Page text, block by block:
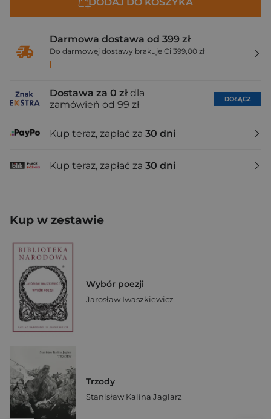
Darmowa dostawa od 399 zł
Do darmowej dostawy brakuje Ci 399,00 zł
Dostawa za 0 zł dla
zamówień od 99 zł
DOŁĄCZ
Kup teraz, zapłać za 30 dni
Kup teraz, zapłać za 30 dni
Kup w zestawie
Wybór poezji
Jarosław Iwaszkiewicz
Trzody
Stanisław Kalina Jaglarz